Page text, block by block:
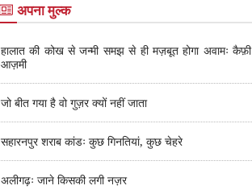
अपना मुल्क
हालात की कोख से जन्मी समझ से ही मज़बूत होगा अवामः कैफ़ी
आज़मी
जो बीत गया है वो गुज़र क्यों नहीं जाता
सहारनपुर शराब कांडः कुछ गिनतियां, कुछ चेहरे
अलीगढ़ः जाने किसकी लगी नज़र